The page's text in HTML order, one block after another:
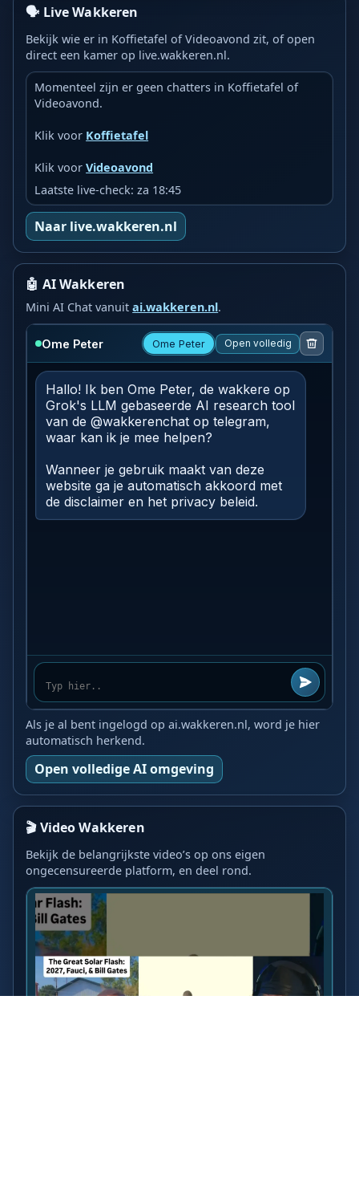
🗣️ Live Wakkeren
Bekijk wie er in Koffietafel of Videoavond zit, of open
direct een kamer op live.wakkeren.nl.
Momenteel zijn er geen chatters in Koffietafel of
Videoavond.
Klik voor Koffietafel
Klik voorVideoavond
Laatste live-check: za 18:45
Naar live.wakkeren.nl
🤖 AI Wakkeren
Mini AI Chat vanuitai.wakkeren.nl.
Als je al bent ingelogd op ai.wakkeren.nl, word je hier
automatisch herkend.
Open volledige AI omgeving
🎬 Video Wakkeren
Bekijk de belangrijkste video’s op ons eigen
ongecensureerde platform, en deel rond.